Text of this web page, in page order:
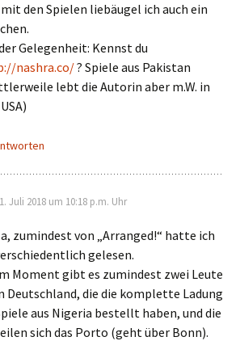
den Spielen liebäugel ich auch ein
Gelegenheit: Kennst du
nashra.co/? Spiele aus Pakistan
lebt die Autorin aber m.W. in
Juli 2018 um 10:18 p.m. Uhr
zumindest von „Arranged!“ hatte ich
gelesen.
Moment gibt es zumindest zwei Leute
Deutschland, die die komplette Ladung
aus Nigeria bestellt haben, und die
sich das Porto (geht über Bonn).